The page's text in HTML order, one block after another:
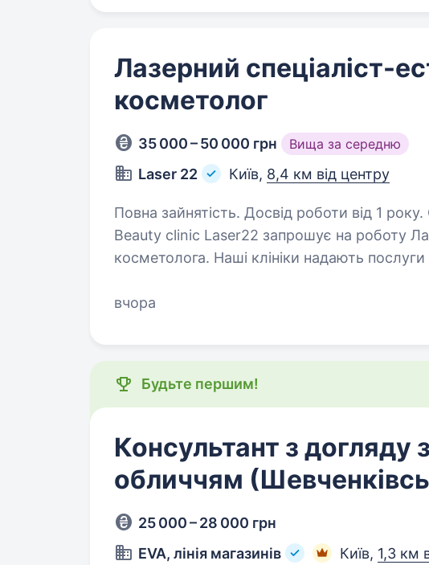
Лазерний спеціаліст-
косметолог
35 000 – 50 000 грн Вища за середню
Laser 22 Київ, 8,4 км від центру
Повна зайнятість. Досвід роботи від 1
Beauty clinic Laser22 запрошує на роботу
косметолога. Наші клініки надають послуги
вчора
Будьте першим!
Консультант з догляду
обличчям
25 000 – 28 000 грн
EVA, лінія магазинів
Київ, 1,3 км